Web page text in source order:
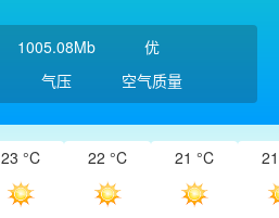
1005.08Mb
气压
优
空气质量
23 °C 22 °C 21 °C